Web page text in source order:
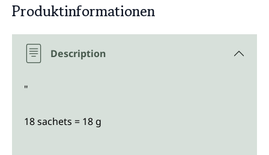
Produktinformationen
Description
"
18 sachets = 18 g